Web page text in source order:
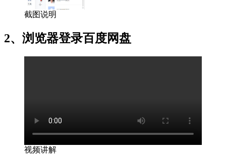
截图说明
2、浏览器登录百度网盘
视频讲解